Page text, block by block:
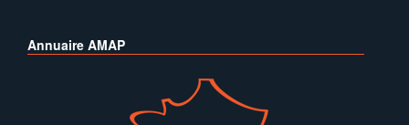
Annuaire AMAP